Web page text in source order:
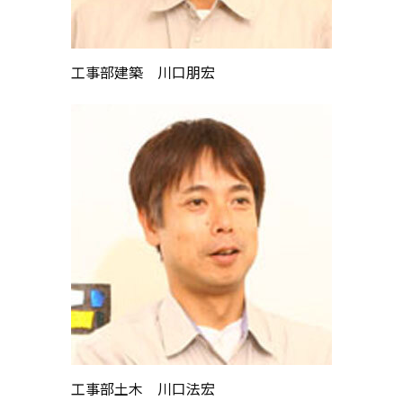
工事部建築 川口朋宏
工事部土木 川口法宏